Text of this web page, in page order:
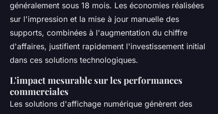
généralement sous 18 mois. Les économies réalisées
sur l'impression et la mise à jour manuelle des
supports, combinées à l'augmentation du chiffre
d'affaires, justifient rapidement l'investissement initial
dans ces solutions technologiques.
L'impact mesurable sur les performances
commerciales
Les solutions d'affichage numérique génèrent des